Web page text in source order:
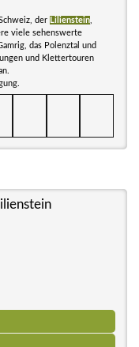
der Lilienstein
viele sehenswerte
das Polenztal und
und Klettertouren